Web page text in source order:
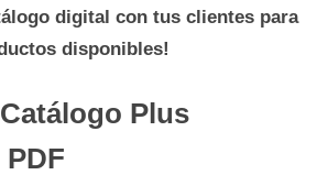
digital con tus clientes para
disponibles!
Plus